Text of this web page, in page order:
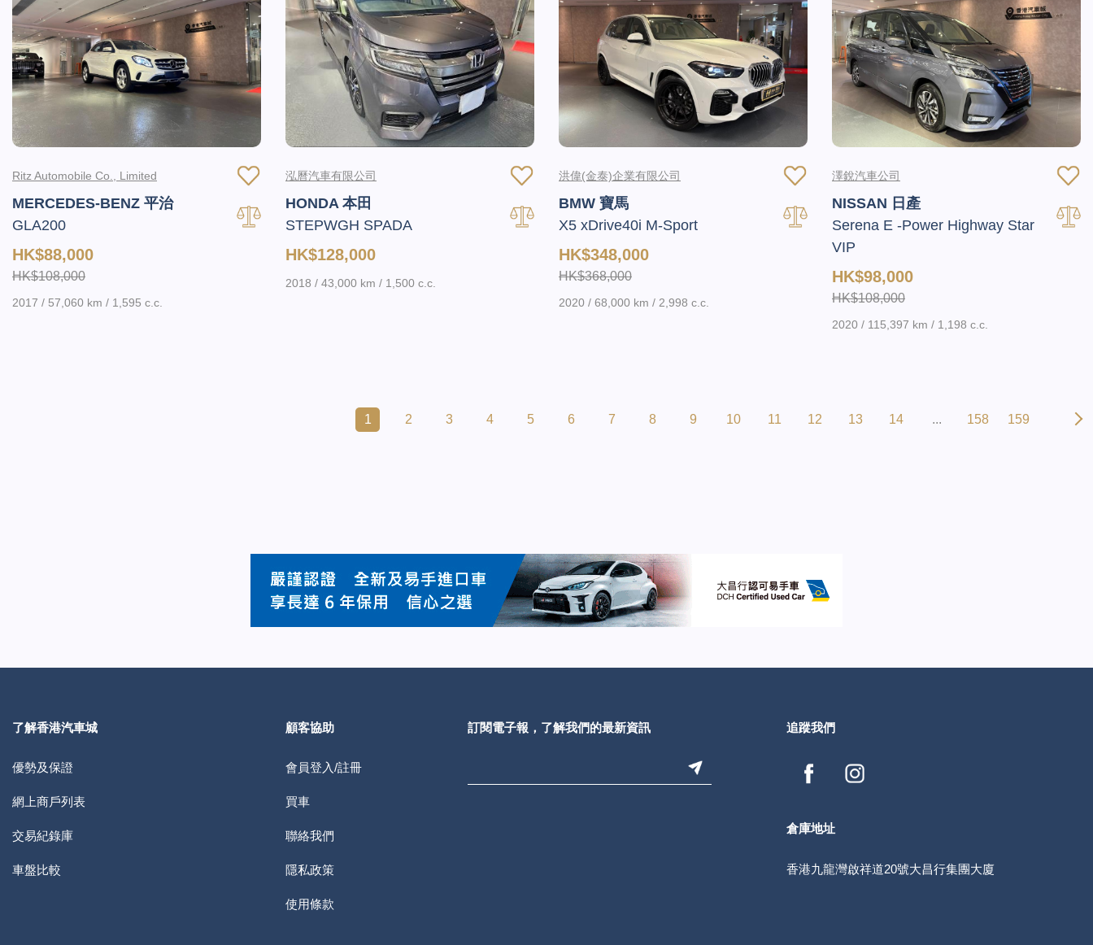
Ritz Automobile Co., Limited
MERCEDES-BENZ 平治
GLA200
HK$88,000
HK$108,000
2017 / 57,060 km / 1,595 c.c.
泓曆汽車有限公司
HONDA 本田
STEPWGH SPADA
HK$128,000
2018 / 43,000 km / 1,500 c.c.
洪偉(金泰)企業有限公司
BMW 寶馬
X5 xDrive40i M-Sport
HK$348,000
HK$368,000
2020 / 68,000 km / 2,998 c.c.
澤銳汽車公司
NISSAN 日產
Serena E -Power Highway Star
VIP
HK$98,000
HK$108,000
2020 / 115,397 km / 1,198 c.c.
1 2 3 4 5 6 7 8 9 10 11 12 13 14 ... 158 159
了解香港汽車城
優勢及保證
網上商戶列表
交易紀錄庫
車盤比較
顧客協助
會員登入/註冊
買車
聯絡我們
隱私政策
使用條款
訂閱電子報，了解我們的最新資訊 追蹤我們
倉庫地址
香港九龍灣啟祥道20號大昌行集團大廈